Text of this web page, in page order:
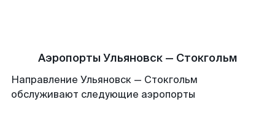
Аэропорты Ульяновск — Стокгольм
Направление Ульяновск — Стокгольм
обслуживают следующие аэропорты